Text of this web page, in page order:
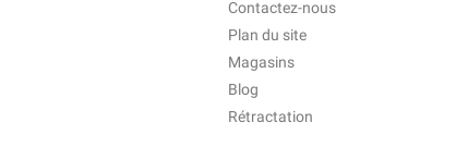
Contactez-nous
Plan du site
Magasins
Blog
Rétractation